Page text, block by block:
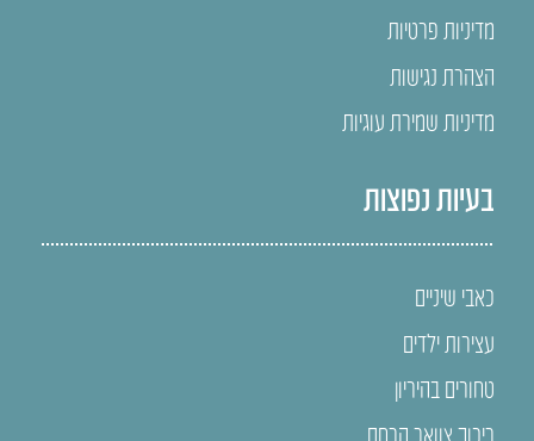
מדיניות פרטיות
הצהרת נגישות
מדיניות שמירת עוגיות
בעיות נפוצות
כאבי שיניים
עצירות ילדים
טחורים בהיריון
ריכוך צוואר הרחם